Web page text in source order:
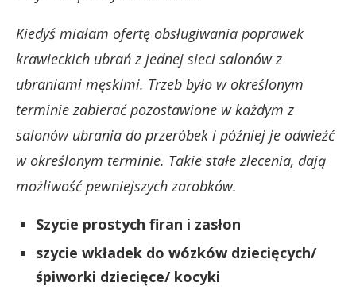
Kiedyś miałam ofertę obsługiwania poprawek
krawieckich ubrań z jednej sieci salonów z
ubraniami męskimi. Trzeb było w określonym
terminie zabierać pozostawione w każdym z
salonów ubrania do przeróbek i później je odwieźć
w określonym terminie. Takie stałe zlecenia, dają
możliwość pewniejszych zarobków.
Szycie prostych firan i zasłon
szycie wkładek do wózków dziecięcych/
śpiworki dziecięce/ kocyki